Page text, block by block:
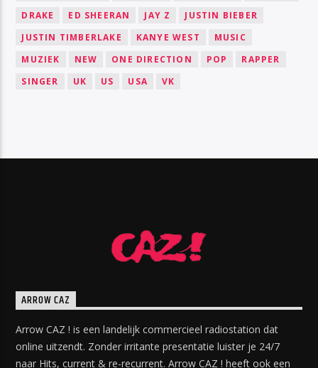
DRAKE
ED SHEERAN JAY Z
JUSTIN BIEBER
JUSTIN TIMBERLAKE
KANYE WEST
MUSIC
MUZIEK
NEW ONE DIRECTION POP
RAPPER
SINGER
UK US USA VK
ARROW CAZ
Arrow CAZ ! is een landelijk commercieel radiostation dat
online uitzendt. Zonder irritante presentatie luister je 24/7
naar Hits, current & re-recurrent. Arrow CAZ ! heeft ook een